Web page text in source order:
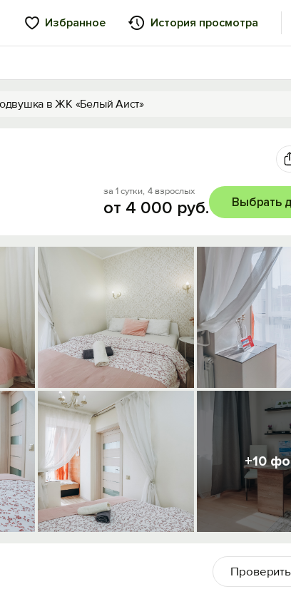
Избранное История просмотра
в ЖК «Белый Аист»
+10
за 1 сутки, 4 взрослых
от 4 000 руб. Выбрать